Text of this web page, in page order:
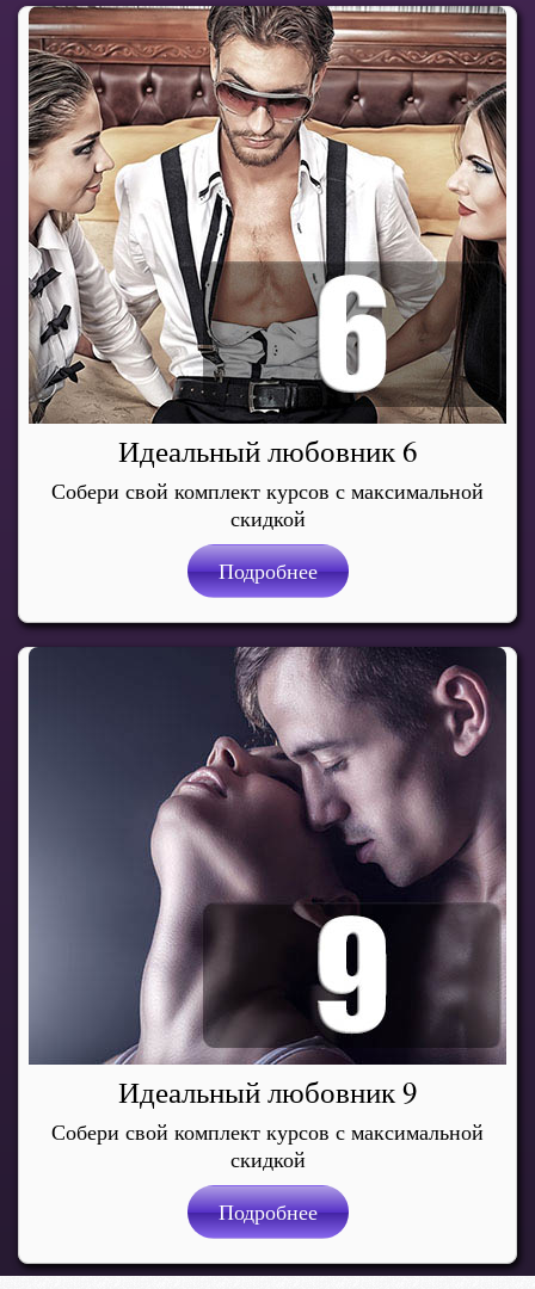
Идеальный любовник 6
Собери свой комплект курсов с максимальной
скидкой
Подробнее
Идеальный любовник 9
Собери свой комплект курсов с максимальной
скидкой
Подробнее